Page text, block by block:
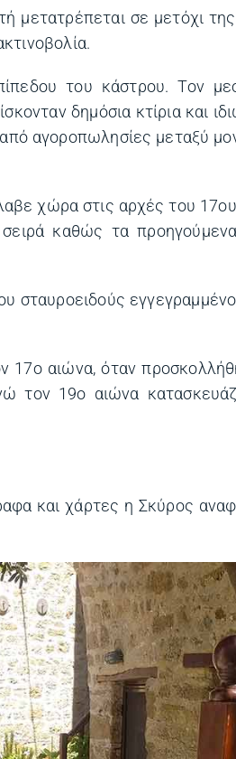
μετατρέπεται σε μετόχι
του κάστρου. Τον
δημόσια κτίρια και
αγοροπωλησίες μεταξύ
χώρα στις αρχές του
καθώς τα
σταυροειδούς
17ο αιώνα, όταν
τον 19ο αιώνα
και χάρτες η Σκύρος